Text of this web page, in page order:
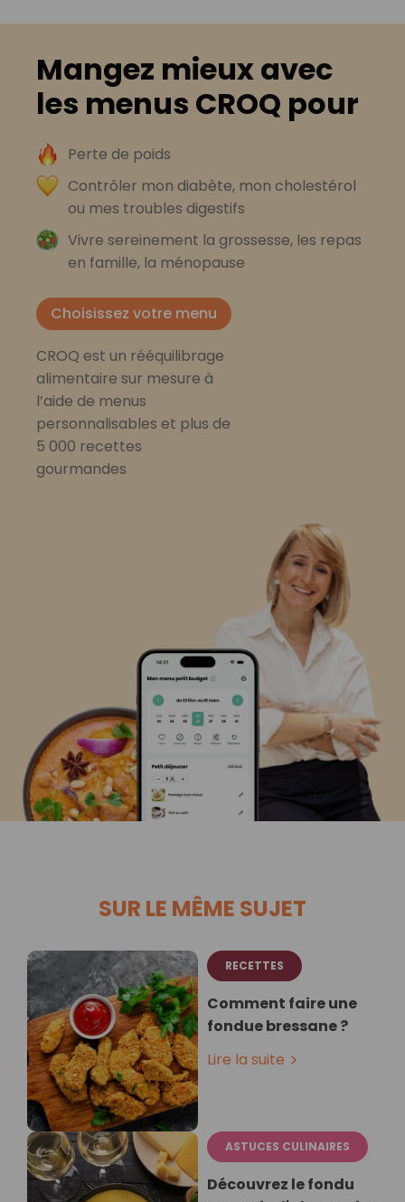
Mangez mieux avec
les menus CROQ pour
Perte de poids
Contrôler mon diabète, mon cholestérol
ou mes troubles digestifs
Vivre sereinement la grossesse, les repas
en famille, la ménopause
Choisissez votre menu
CROQ est un rééquilibrage
alimentaire sur mesure à
l’aide de menus
personnalisables et plus de
5 000 recettes
gourmandes
SUR LE MÊME SUJET
RECETTES
Comment faire une
fondue bressane ?
Lire la suite
ASTUCES CULINAIRES
Découvrez le fondu